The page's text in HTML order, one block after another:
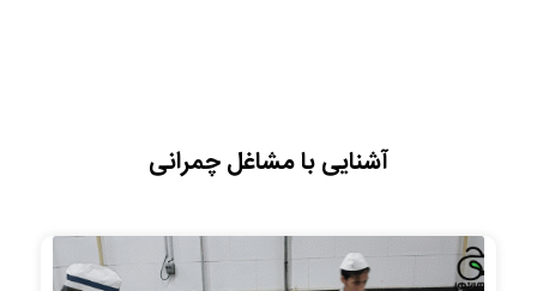
آشنایی با مشاغل چمرانی